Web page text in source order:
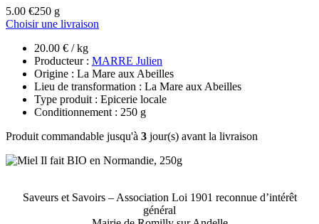
5.00 €250 g
Choisir une livraison
20.00 € / kg
Producteur : MARRE Julien
Origine : La Mare aux Abeilles
Lieu de transformation : La Mare aux Abeilles
Type produit : Epicerie locale
Conditionnement : 250 g
Produit commandable jusqu'à 3 jour(s) avant la livraison
Saveurs et Savoirs – Association Loi 1901 reconnue d’intérêt
général